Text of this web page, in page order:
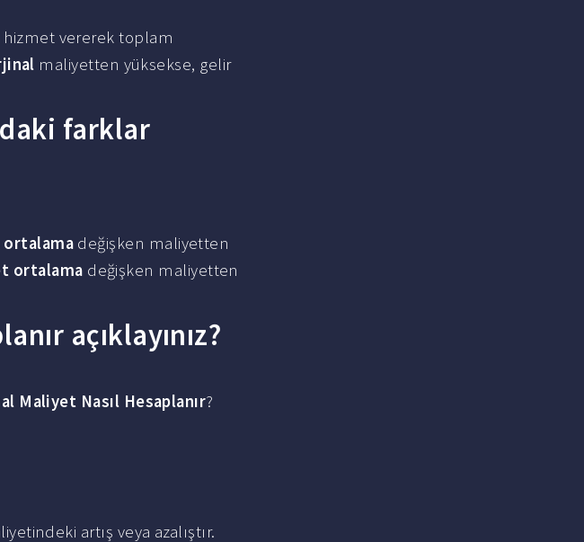
vererek toplam
maliyetten yüksekse, gelir
farklar
ortalama değişken maliyetten
ortalama değişken maliyetten
açıklayınız?
Maliyet Nasıl Hesaplanır?
artış veya azalıştır.